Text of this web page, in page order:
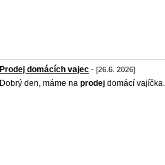
Prodej domácích vajec - [26.6. 2026]
Dobrý den, máme na prodej domácí